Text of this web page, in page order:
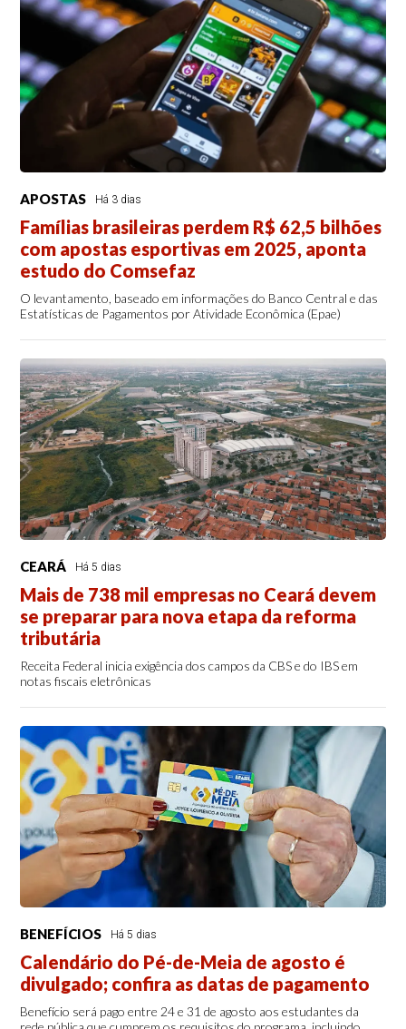
APOSTAS Há 3 dias
Famílias brasileiras perdem R$ 62,5 bilhões
com apostas esportivas em 2025, aponta
estudo do Comsefaz
O levantamento, baseado em informações do Banco Central e das
Estatísticas de Pagamentos por Atividade Econômica (Epae)
CEARÁ Há 5 dias
Mais de 738 mil empresas no Ceará devem
se preparar para nova etapa da reforma
tributária
Receita Federal inicia exigência dos campos da CBS e do IBS em
notas fiscais eletrônicas
BENEFÍCIOS Há 5 dias
Calendário do Pé-de-Meia de agosto é
divulgado; confira as datas de pagamento
Benefício será pago entre 24 e 31 de agosto aos estudantes da